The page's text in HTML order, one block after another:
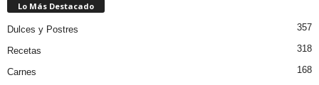
Lo Más Destacado
Dulces y Postres 357
Recetas 318
Carnes 168